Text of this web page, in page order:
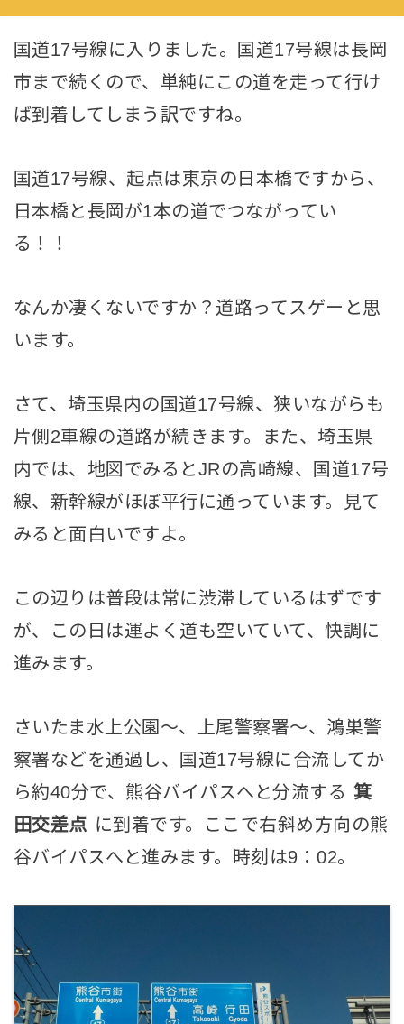
国道17号線に入りました。国道17号線は長岡
市まで続くので、単純にこの道を走って行け
ば到着してしまう訳ですね。
国道17号線、起点は東京の日本橋ですから、
日本橋と長岡が1本の道でつながってい
る！！
なんか凄くないですか？道路ってスゲーと思
います。
さて、埼玉県内の国道17号線、狭いながらも
片側2車線の道路が続きます。また、埼玉県
内では、地図でみるとJRの高崎線、国道17号
線、新幹線がほぼ平行に通っています。見て
みると面白いですよ。
この辺りは普段は常に渋滞しているはずです
が、この日は運よく道も空いていて、快調に
進みます。
さいたま水上公園～、上尾警察署～、鴻巣警
察署などを通過し、国道17号線に合流してか
ら約40分で、熊谷バイパスへと分流する 箕
田交差点 に到着です。ここで右斜め方向の熊
谷バイパスへと進みます。時刻は9：02。